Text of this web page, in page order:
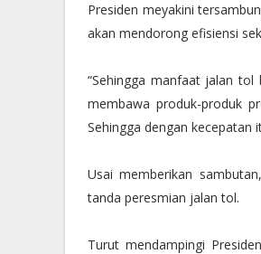
Presiden meyakini
akan mendorong efisiensi
“Sehingga manfaat jalan
membawa produk-produk
Sehingga dengan kecepatan
Usai memberikan
tanda peresmian jalan tol.
Turut mendampingi